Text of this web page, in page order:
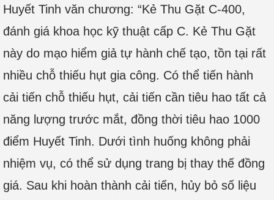
Huyết Tinh văn chương: “Kẻ Thu Gặt C-400,
đánh giá khoa học kỹ thuật cấp C. Kẻ Thu Gặt
này do mạo hiểm giả tự hành chế tạo, tồn tại rất
nhiều chỗ thiếu hụt gia công. Có thể tiến hành
cải tiến chỗ thiếu hụt, cải tiến cần tiêu hao tất cả
năng lượng trước mắt, đồng thời tiêu hao 1000
điểm Huyết Tinh. Dưới tình huống không phải
nhiệm vụ, có thể sử dụng trang bị thay thế đồng
giá. Sau khi hoàn thành cải tiến, hủy bỏ số liệu